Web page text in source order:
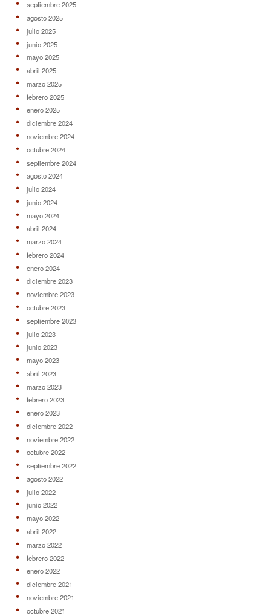
septiembre 2025
agosto 2025
julio 2025
junio 2025
mayo 2025
abril 2025
marzo 2025
febrero 2025
enero 2025
diciembre 2024
noviembre 2024
octubre 2024
septiembre 2024
agosto 2024
julio 2024
junio 2024
mayo 2024
abril 2024
marzo 2024
febrero 2024
enero 2024
diciembre 2023
noviembre 2023
octubre 2023
septiembre 2023
julio 2023
junio 2023
mayo 2023
abril 2023
marzo 2023
febrero 2023
enero 2023
diciembre 2022
noviembre 2022
octubre 2022
septiembre 2022
agosto 2022
julio 2022
junio 2022
mayo 2022
abril 2022
marzo 2022
febrero 2022
enero 2022
diciembre 2021
noviembre 2021
octubre 2021